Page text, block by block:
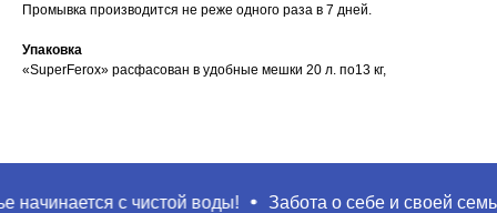
Промывка производится не реже одного раза в 7 дней.
Упаковка
«SuperFerox» расфасован в удобные мешки 20 л. по13 кг,
с чистой воды! Забота о себе и своей семье